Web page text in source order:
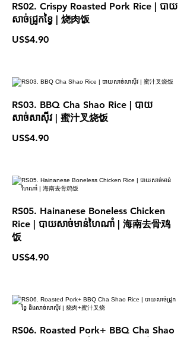
RS02. Crispy Roasted Pork Rice | បាយ
សាច់ជ្រូកខ្វៃ | 烧肉饭
US$4.90
RS03. BBQ Cha Shao Rice | បាយ
សាច់សាស៊ីវ | 蜜汁叉烧饭
US$4.90
RS05. Hainanese Boneless Chicken
Rice | បាយសាច់មាន់ហៃណាំ | 海南去骨鸡
饭
US$4.90
RS06. Roasted Pork+ BBQ Cha Shao